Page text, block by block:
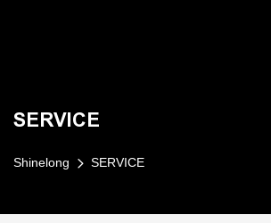
SERVICE
Shinelong SERVICE